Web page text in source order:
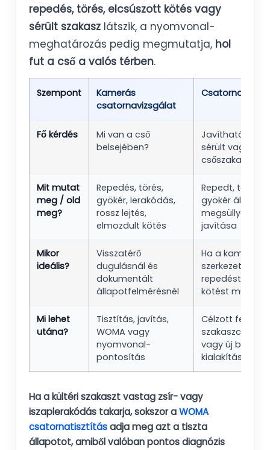
repedés, törés, elcsúszott kötés vagy
sérült szakaszlátszik, a nyomvonal-
meghatározás pedig megmutatja, hol
fut a cső a valós térben.
Szempont
Kamerás
csatornavizsgálat
Csatorna
Fő kérdés
Mi van a cső
belsejében?
Javítható-e
sérült vagy
csőszakasz?
Mit mutat
meg / old
meg?
Repedés, törés,
gyökér, lerakódás,
rossz lejtés,
elmozdult kötés
Repedt, törött,
gyökér által
megsüllyedt
javítása
Mikor
ideális?
Visszatérő
dugulásnál és
dokumentált
állapotfelmérésnél
Ha a kamerás
szerkezeti
repedést vagy
kötést mutat
Mi lehet
utána?
Tisztítás, javítás,
WOMA vagy
nyomvonal-
pontosítás
Célzott
szakaszcsere,
vagy új
kialakítása
Ha a kültéri szakaszt vastag zsír- vagy
iszaplerakódás takarja, sokszor aWOMA
csatornatisztításadja meg azt a tiszta
állapotot, amiből valóban pontos diagnózis